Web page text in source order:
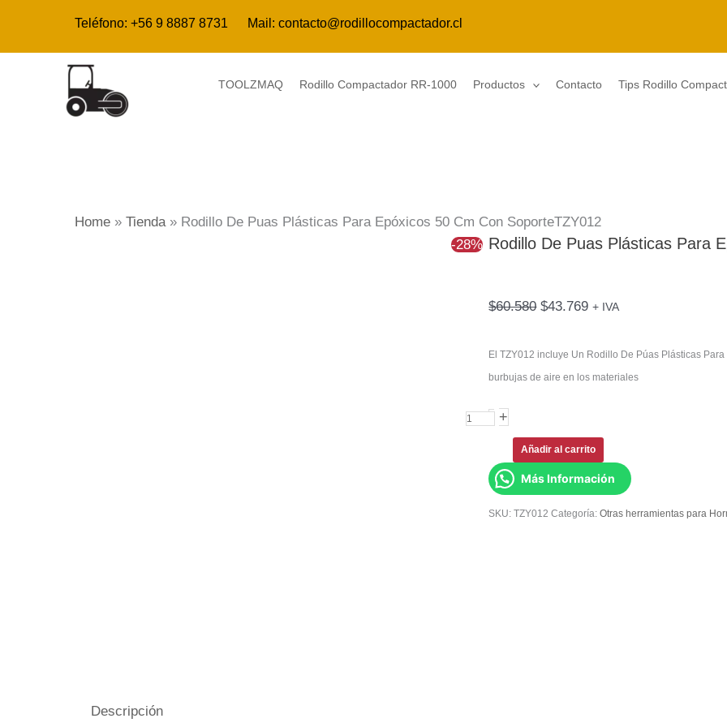
contenido
Teléfono: +56 9 8887 8731 Mail: contacto@rodillocompactador.cl
TOOLZMAQ Rodillo Compactador RR-1000 Productos Contacto Tips Rodillo
Home » Tienda» Rodillo De Puas Plásticas Para Epóxicos 50 Cm Con SoporteTZY012
-28% Rodillo De Puas Plásticas Para
$60.580
original
era:
$43.769
actual
es:
+ IVA
El TZY012 incluye Un Rodillo De Púas Plásticas
burbujas de aire en los materiales
-
Puas
Plásticas
SoporteTZY012
cantidad
+
Añadir al carrito
Más Información
SKU:TZY012 Categoría:Otras herramientas para
Descripción